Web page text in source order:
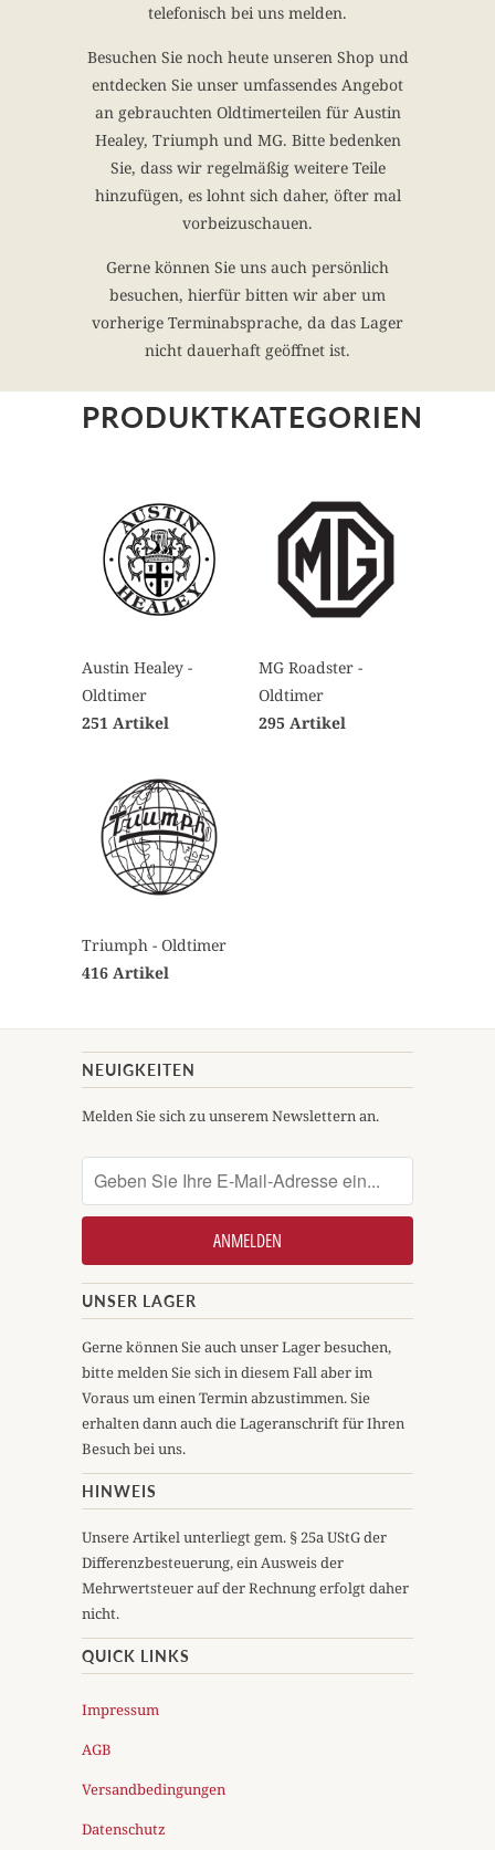
telefonisch bei uns melden.
Besuchen Sie noch heute unseren Shop und
entdecken Sie unser umfassendes Angebot
an gebrauchten Oldtimerteilen für Austin
Healey, Triumph und MG. Bitte bedenken
Sie, dass wir regelmäßig weitere Teile
hinzufügen, es lohnt sich daher, öfter mal
vorbeizuschauen.
Gerne können Sie uns auch persönlich
besuchen, hierfür bitten wir aber um
vorherige Terminabsprache, da das Lager
nicht dauerhaft geöffnet ist.
PRODUKTKATEGORIEN
Austin Healey -
Oldtimer
251 Artikel
MG Roadster -
Oldtimer
295 Artikel
Triumph - Oldtimer
416 Artikel
NEUIGKEITEN
Melden Sie sich zu unserem Newslettern an.
UNSER LAGER
Gerne können Sie auch unser Lager besuchen,
bitte melden Sie sich in diesem Fall aber im
Voraus um einen Termin abzustimmen. Sie
erhalten dann auch die Lageranschrift für Ihren
Besuch bei uns.
HINWEIS
Unsere Artikel unterliegt gem. § 25a UStG der
Differenzbesteuerung, ein Ausweis der
Mehrwertsteuer auf der Rechnung erfolgt daher
nicht.
QUICK LINKS
Impressum
AGB
Versandbedingungen
Datenschutz